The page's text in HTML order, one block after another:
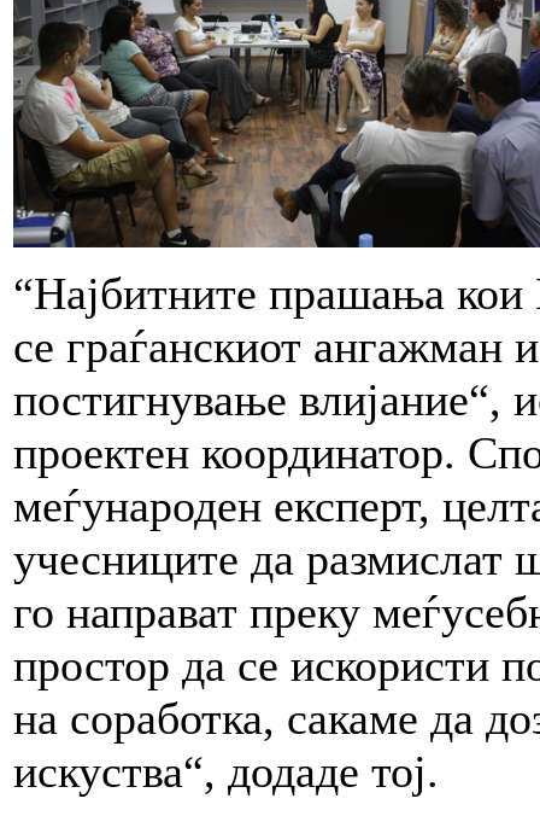
“Најбитните прашања
се граѓанскиот ангажман
постигнување влијание“,
проектен координатор.
меѓународен експерт,
учесниците да размислат
го направат преку
простор да се искористи
на соработка, сакаме да
искуства“, додаде тој.